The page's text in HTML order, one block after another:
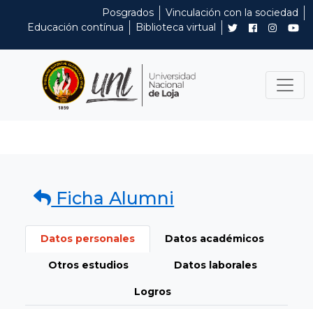
Posgrados
Vinculación con la sociedad
Educación contínua
Biblioteca virtual
Ficha Alumni
Datos personales Datos académicos
Otros estudios Datos laborales
Logros